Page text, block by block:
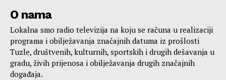
O nama
Lokalna smo radio televizija na koju se računa u realizaciji
programa i obilježavanja značajnih datuma iz prošlosti
Tuzle, društvenih, kulturnih, sportskih i drugih dešavanja u
gradu, živih prijenosa i obilježavanja drugih značajnih
događaja.